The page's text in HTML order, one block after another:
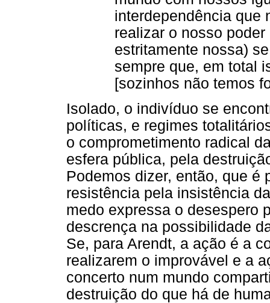
interdependência que
realizar o nosso
estritamente nossa)
sempre que, em total
[sozinhos não temos
Isolado, o indivíduo se
políticas, e regimes
o comprometimento radical
esfera pública, pela
Podemos dizer, então, que é
resistência pela insistência
medo expressa o desespero
descrença na possibilidade
Se, para Arendt, a ação é a
realizarem o improvável e a
concerto num mundo
destruição do que há de